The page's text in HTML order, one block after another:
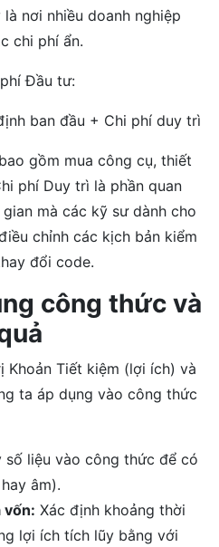
nơi nhiều doanh nghiệp
chi phí ẩn.
Đầu tư:
ban đầu + Chi phí duy trì
gồm mua công cụ, thiết
phí Duy trì là phần quan
mà các kỹ sư dành cho
chỉnh các kịch bản kiểm
đổi code.
công thức và
Khoản Tiết kiệm (lợi ích) và
ta áp dụng vào công thức
số liệu vào công thức để có
âm).
vốn: Xác định khoảng thời
lợi ích tích lũy bằng với